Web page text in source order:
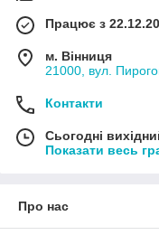
Працює з
м. Вінниця
21000, вул.
Контакти
Сьогодні
Показати весь
Про нас